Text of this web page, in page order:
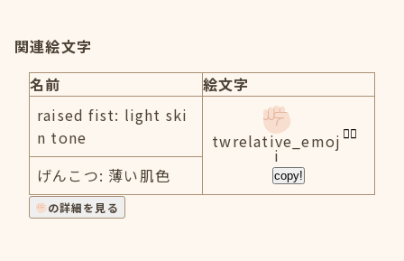
関連絵文字
名前
絵文字
raised fist: light ski
n tone
twrelative_emoj
i
copy!
げんこつ: 薄い肌色
の詳細を見る